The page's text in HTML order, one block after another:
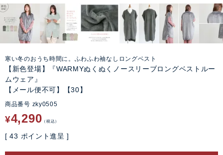
寒い冬のおうち時間に。ふわふわ袖なしロングベスト
【新色登場】『WARMYぬくぬくノースリーブロングベストルー
ムウェア』
【メール便不可】【30】
商品番号 zky0505
¥4,290 税込
[ 43 ポイント進呈 ]